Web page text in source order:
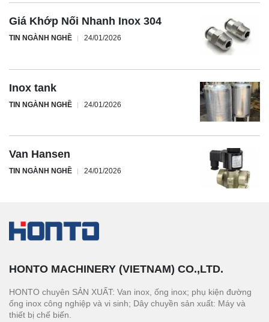
Giá Khớp Nối Nhanh Inox 304
TIN NGÀNH NGHỀ 24/01/2026
Inox tank
TIN NGÀNH NGHỀ 24/01/2026
Van Hansen
TIN NGÀNH NGHỀ 24/01/2026
HONTO MACHINERY (VIETNAM) CO.,LTD.
HONTO chuyên SẢN XUẤT: Van inox, ống inox; phụ kiện đường
ống inox công nghiệp và vi sinh; Dây chuyền sản xuất: Máy và
thiết bị chế biến.